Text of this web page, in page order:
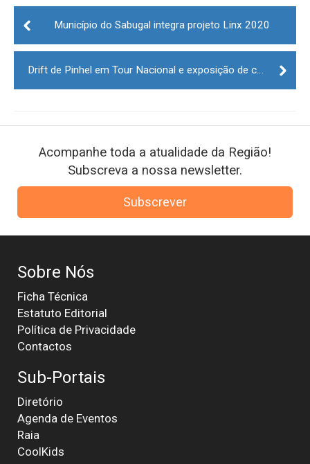
Post
navigationMunicípio do Sabugal integra projeto Linx 2020
Acompanhe toda a atualidade da Região!
Subscreva a nossa newsletter.
Subscrever
Sobre Nós
Ficha Técnica
Estatuto Editorial
Política de Privacidade
Contactos
Sub-Portais
Diretório
Agenda de Eventos
Raia
CoolKids